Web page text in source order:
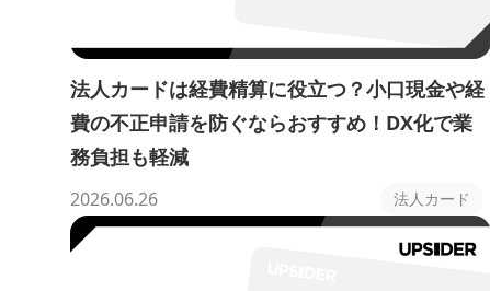
法人カードは経費精算に役立つ？小口現金や経
費の不正申請を防ぐならおすすめ！DX化で業
務負担も軽減
2026.06.26 法人カード